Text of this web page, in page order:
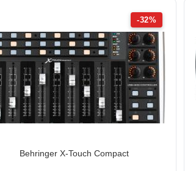
-32%
Behringer X-Touch Compact